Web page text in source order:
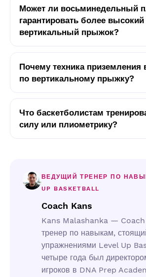
Может ли восьминедельный
гарантировать более высокий
вертикальный прыжок?
Почему техника приземления
по вертикальному прыжку?
Что баскетболистам
силу или плиометрику?
ВЕДУЩИЙ ТРЕНЕР ПО
UP BASKETBALL
Coach Kans
Kans Malashanka —
тренер по навыкам,
упражнениями Level Up
четыре года был
игроков в DNA Prep